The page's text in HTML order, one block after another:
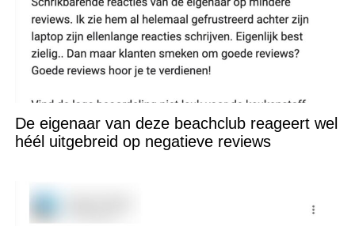
De eigenaar van deze beachclub reageert wel
héél uitgebreid op negatieve reviews